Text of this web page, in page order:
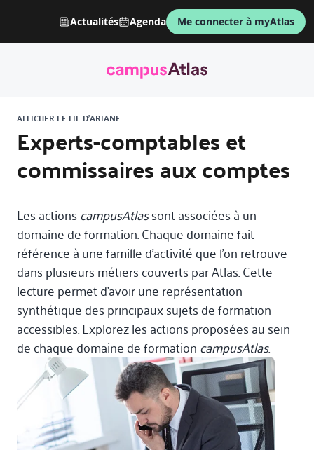
Actualités Agenda Me connecter à myAtlas
AFFICHER LE FIL D'ARIANE
Experts-comptables et
commissaires aux comptes
Les actionscampusAtlassont associées à un
domaine de formation. Chaque domaine fait
référence à une famille d’activité que l’on retrouve
dans plusieurs métiers couverts par Atlas. Cette
lecture permet d’avoir une représentation
synthétique des principaux sujets de formation
accessibles. Explorez les actions proposées au sein
de chaque domaine de formationcampusAtlas.